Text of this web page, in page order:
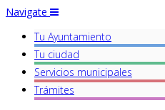
Navigate
Tu Ayuntamiento
Tu ciudad
Servicios municipales
Trámites